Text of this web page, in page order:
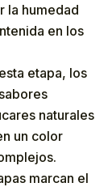
la humedad
en los
etapa, los
naturales
un color
marcan el